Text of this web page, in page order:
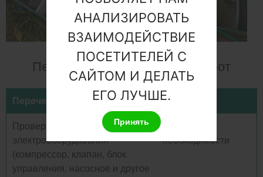
Перечень и периодичность работ
Перечень работ Периодичность
Проверка работы
электрооборудования
(компрессор, клапан, блок
управления, насосное и другое
необходимости
АНАЛИЗИРОВАТЬ
ВЗАИМОДЕЙСТВИЕ
ПОСЕТИТЕЛЕЙ С
САЙТОМ И ДЕЛАТЬ
ЕГО ЛУЧШЕ.
Принять